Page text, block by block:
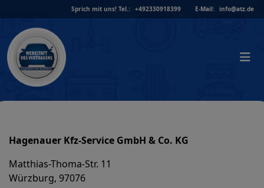
to
content
Sprich mit uns! Tel.: +492330918399 E-Mail: info@atz.de
Hagenauer Kfz-Service GmbH & Co. KG
Matthias-Thoma-Str. 11
Würzburg, 97076